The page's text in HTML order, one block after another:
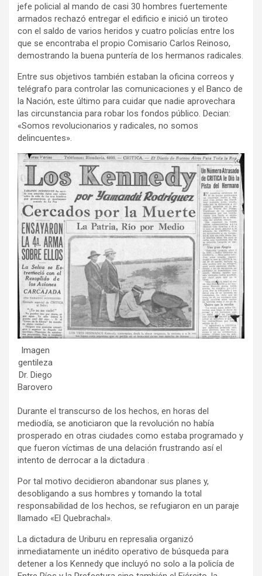
jefe policial al mando de casi 30 hombres fuertemente
armados rechazó entregar el edificio e inició un tiroteo
con el saldo de varios heridos y cuatro policías entre los
que se encontraba el propio Comisario Carlos Reinoso,
demostrando la buena puntería de los hermanos radicales.
Entre sus objetivos también estaban la oficina correos y
telégrafo para controlar las comunicaciones y el Banco de
la Nación, este último para cuidar que nadie aprovechara
las circunstancia para robar los fondos público. Decian:
«Somos revolucionarios y radicales, no somos
delincuentes».
Imagen
gentileza
Dr. Diego
Barovero
Durante el transcurso de los hechos, en horas del
mediodía, se anoticiaron que la revolución no había
prosperado en otras ciudades como estaba programado y
que fueron víctimas de una delación frustrando así el
intento de derrocar a la dictadura .
Por tal motivo decidieron abandonar sus planes y,
desobligando a sus hombres y tomando la total
responsabilidad de los hechos, se refugiaron en un paraje
llamado «El Quebrachal».
La dictadura de Uriburu en represalia organizó
inmediatamente un inédito operativo de búsqueda para
detener a los Kennedy que incluyó no solo a la policía de